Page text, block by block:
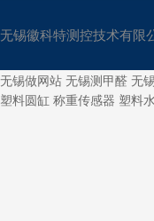
无锡徽科特测控技术有限
无锡做网站 无锡测甲醛 无
塑料圆缸 称重传感器 塑料